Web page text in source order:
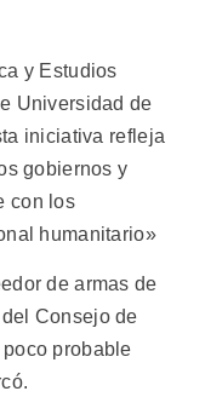
y Estudios
Universidad de
iniciativa refleja
gobiernos y
con los
humanitario»
de armas de
Consejo de
probable